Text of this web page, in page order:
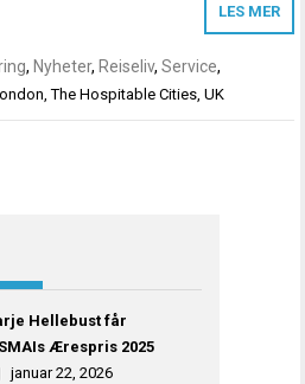
LES MER
, Nyheter, Reiseliv,Service,
,The Hospitable Cities ,UK
Hellebust får
Ærespris 2025
januar 22, 2026